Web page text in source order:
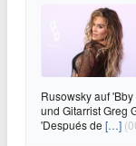
Rusowsky auf
und Gitarrist Greg
'Después de […]